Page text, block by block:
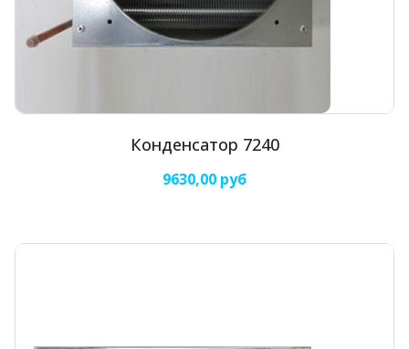
Конденсатор 7240
9630,00 руб